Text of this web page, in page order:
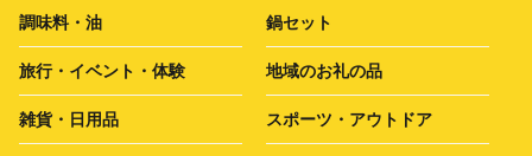
調味料・油 鍋セット
旅行・イベント・体験 地域のお礼の品
雑貨・日用品 スポーツ・アウトドア